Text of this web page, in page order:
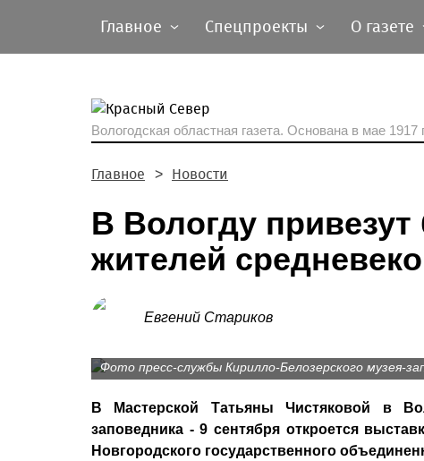
Главное Спецпроекты О газете
Вологодская областная газета. Основана в мае 1917
Главное Новости
В Вологду
жителей
Евгений Стариков
Фото пресс-службы Кирилло-Белозерского музея-
В Мастерской Татьяны Чистяковой в
заповедника - 9 сентября откроется
Новгородского государственного